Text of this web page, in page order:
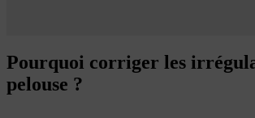
Pourquoi corriger les
pelouse ?